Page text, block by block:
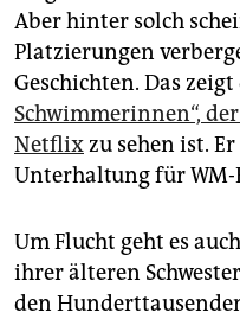
Aber hinter solch
Platzierungen
Geschichten. Das
Schwimmerinnen“,
Netflixzu sehen ist.
Unterhaltung für WM-
Um Flucht geht es
ihrer älteren
den